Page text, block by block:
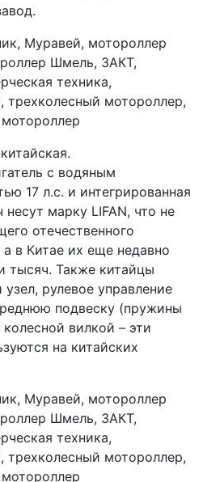
с водяным
17 л.с. и интегрированная
марку LIFAN, что не
отечественного
а в Китае их еще недавно
тысяч. Также китайцы
рулевое управление
подвеску (пружины
вилкой – эти
на китайских